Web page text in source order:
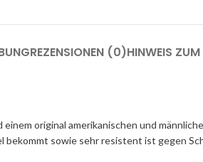
REZENSIONEN (0)HINWEIS
original amerikanischen und
sowie sehr resistent ist gegen